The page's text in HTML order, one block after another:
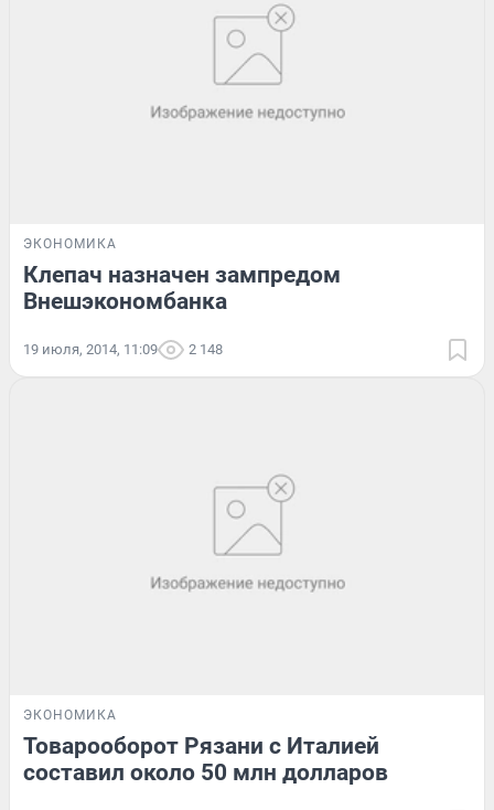
ЭКОНОМИКА
Клепач назначен зампредом
Внешэкономбанка
19 июля, 2014, 11:09 2 148
ЭКОНОМИКА
Товарооборот Рязани с Италией
составил около 50 млн долларов